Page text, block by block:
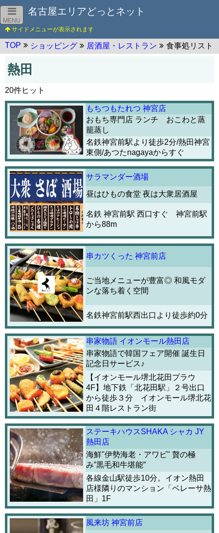
MENU
名古屋エリアどっとネット
TOP ショッピング 居酒屋・レストラン 食事処リスト
熱田
20件ヒット
もちつもたれつ 神宮店
おもち専門店 ランチ おこわと蒸
籠蒸し
名鉄神宮前駅より徒歩2分/熱田神宮
東側/あつたnagayaからすぐ
サラマンダー酒場
昼はひもの食堂 夜は大衆居酒屋
名鉄 神宮前駅 西口すぐ 神宮前駅
から88m
串カツくった 神宮前店
ご当地メニューが豊富◎ 和風モダ
ンな落ち着く空間
名鉄神宮前駅西出口より徒歩約0分
串家物語 イオンモール熱田店
串家物語で韓国フェア開催 誕生日
記念日サービス♪
【イオンモール堺北花田プラウ
4F】地下鉄「北花田駅」２号出口
から徒歩３分 イオンモール堺北花
田４階レストラン街
ステーキハウスSHAKA シャカ JY
熱田店
海鮮"伊勢海老・アワビ" 贅の極
み”黒毛和牛堪能”
各線金山駅徒歩10分。イオン熱田
店様隣りのマンション「ベレーサ熱
田」1F
風来坊 神宮前店